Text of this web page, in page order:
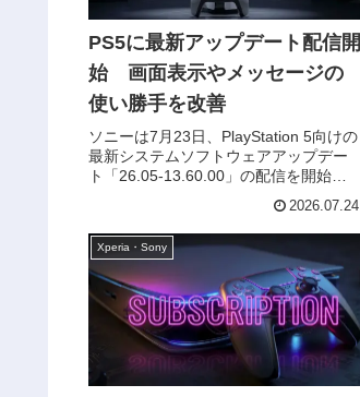
PS5に最新アップデート配信開
始 画面表示やメッセージの
使い勝手を改善
ソニーは7月23日、PlayStation 5向けの
最新システムソフトウェアアップデー
ト「26.05-13.60.00」の配信を開始し
なメンテナンス更新となっており、新
機能の追加やゲーム関連機能の強化な
どは...
2026.07.24
Xperia・Sony